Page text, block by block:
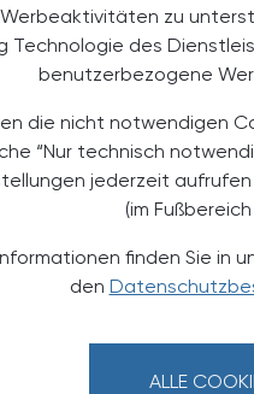
zu
Technologie des
benutzerbezogene
die nicht notwendigen
“Nur technisch
jederzeit
(im
finden Sie in
den
ALLE
voller
hochkarätiges
Blick ...